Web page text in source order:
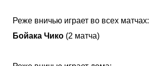
Реже вничью играет во всех матчах:
Бойака Чико (2 матча)